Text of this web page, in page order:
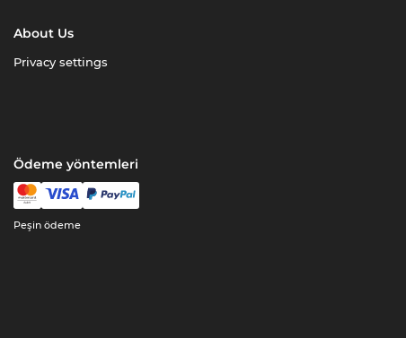
About Us
Privacy settings
Ödeme yöntemleri
Peşin ödeme